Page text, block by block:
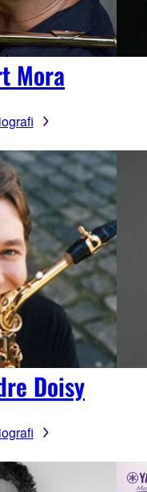
Mora
Doisy